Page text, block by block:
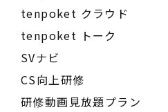
tenpoket クラウド
tenpoket トーク
SVナビ
CS向上研修
研修動画見放題プラン